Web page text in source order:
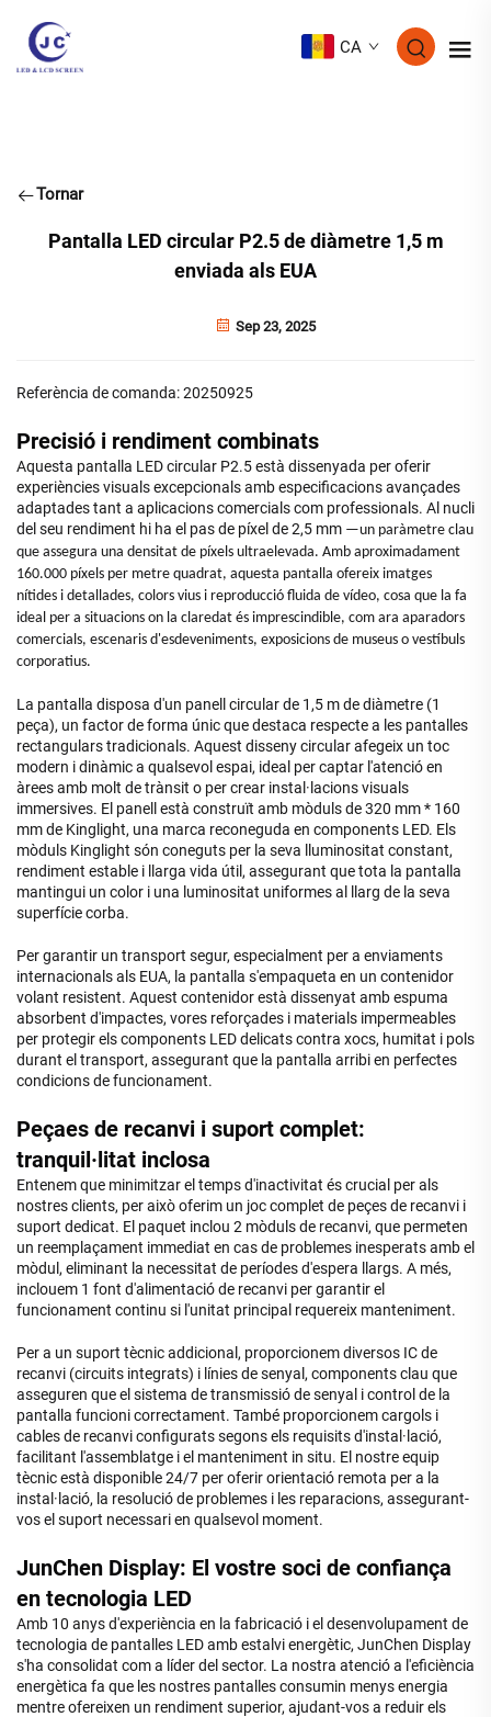
CA
Tornar
Pantalla LED circular P2.5 de diàmetre 1,5 m
enviada als EUA
Sep 23, 2025
Referència de comanda: 20250925
Precisió i rendiment combinats
Aquesta pantalla LED circular P2.5 està dissenyada per oferir
experiències visuals excepcionals amb especificacions avançades
adaptades tant a aplicacions comercials com professionals. Al nucli
del seu rendiment hi ha el pas de píxel de 2,5 mm —un paràmetre clau
que assegura una densitat de píxels ultraelevada. Amb aproximadament
160.000 píxels per metre quadrat, aquesta pantalla ofereix imatges
nítides i detallades, colors vius i reproducció fluida de vídeo, cosa que la fa
ideal per a situacions on la claredat és imprescindible, com ara aparadors
comercials, escenaris d'esdeveniments, exposicions de museus o vestíbuls
corporatius.
La pantalla disposa d'un panell circular de 1,5 m de diàmetre (1
peça), un factor de forma únic que destaca respecte a les pantalles
rectangulars tradicionals. Aquest disseny circular afegeix un toc
modern i dinàmic a qualsevol espai, ideal per captar l'atenció en
àrees amb molt de trànsit o per crear instal·lacions visuals
immersives. El panell està construït amb mòduls de 320 mm * 160
mm de Kinglight, una marca reconeguda en components LED. Els
mòduls Kinglight són coneguts per la seva lluminositat constant,
rendiment estable i llarga vida útil, assegurant que tota la pantalla
mantingui un color i una luminositat uniformes al llarg de la seva
superfície corba.
Per garantir un transport segur, especialment per a enviaments
internacionals als EUA, la pantalla s'empaqueta en un contenidor
volant resistent. Aquest contenidor està dissenyat amb espuma
absorbent d'impactes, vores reforçades i materials impermeables
per protegir els components LED delicats contra xocs, humitat i pols
durant el transport, assegurant que la pantalla arribi en perfectes
condicions de funcionament.
Peçaes de recanvi i suport complet:
tranquil·litat inclosa
Entenem que minimitzar el temps d'inactivitat és crucial per als
nostres clients, per això oferim un joc complet de peçes de recanvi i
suport dedicat. El paquet inclou 2 mòduls de recanvi, que permeten
un reemplaçament immediat en cas de problemes inesperats amb el
mòdul, eliminant la necessitat de períodes d'espera llargs. A més,
inclouem 1 font d'alimentació de recanvi per garantir el
funcionament continu si l'unitat principal requereix manteniment.
Per a un suport tècnic addicional, proporcionem diversos IC de
recanvi (circuits integrats) i línies de senyal, components clau que
asseguren que el sistema de transmissió de senyal i control de la
pantalla funcioni correctament. També proporcionem cargols i
cables de recanvi configurats segons els requisits d'instal·lació,
facilitant l'assemblatge i el manteniment in situ. El nostre equip
tècnic està disponible 24/7 per oferir orientació remota per a la
instal·lació, la resolució de problemes i les reparacions, assegurant-
vos el suport necessari en qualsevol moment.
JunChen Display: El vostre soci de confiança
en tecnologia LED
Amb 10 anys d'experiència en la fabricació i el desenvolupament de
tecnologia de pantalles LED amb estalvi energètic, JunChen Display
s'ha consolidat com a líder del sector. La nostra atenció a l'eficiència
energètica fa que les nostres pantalles consumin menys energia
mentre ofereixen un rendiment superior, ajudant-vos a reduir els